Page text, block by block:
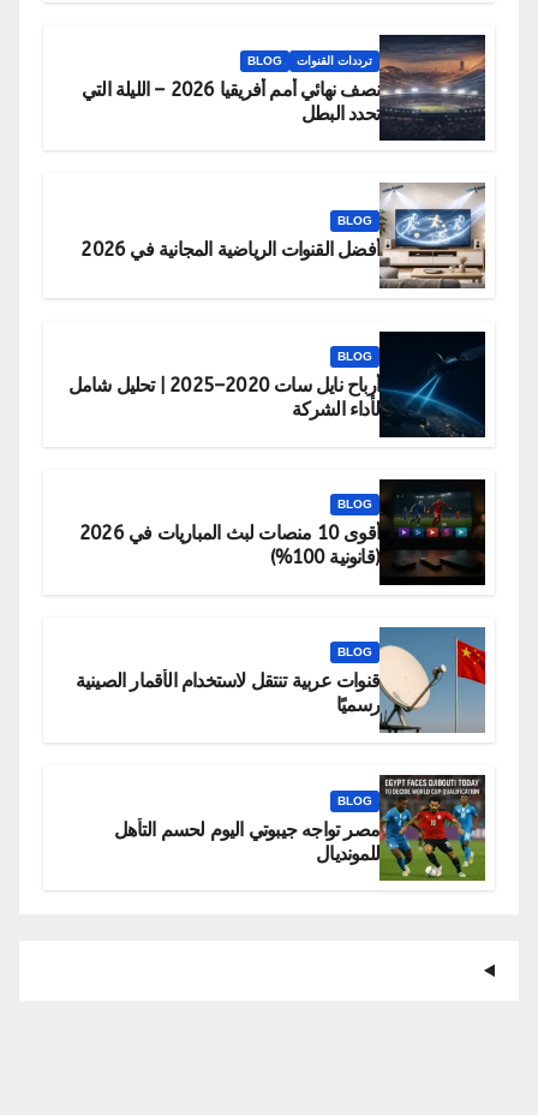
ترددات القنوات BLOG
نصف نهائي أمم أفريقيا 2026 – الليلة التي
تحدد البطل
BLOG
أفضل القنوات الرياضية المجانية في 2026
BLOG
أرباح نايل سات 2020–2025 | تحليل شامل
لأداء الشركة
BLOG
أقوى 10 منصات لبث المباريات في 2026
(قانونية 100%)
BLOG
قنوات عربية تنتقل لاستخدام الأقمار الصينية
رسميًا
BLOG
مصر تواجه جيبوتي اليوم لحسم التأهل
للمونديال